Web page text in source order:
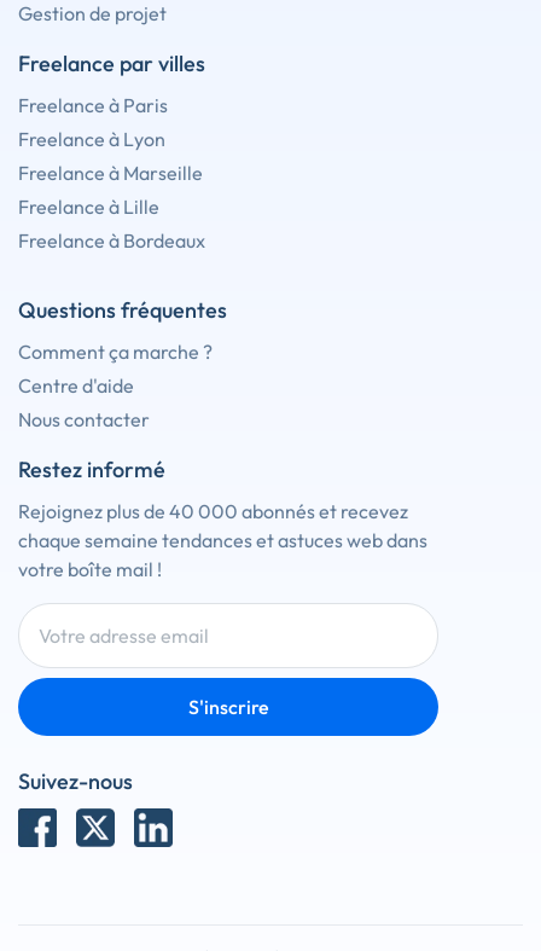
Gestion de projet
Freelance par villes
Freelance à Paris
Freelance à Lyon
Freelance à Marseille
Freelance à Lille
Freelance à Bordeaux
Questions fréquentes
Comment ça marche ?
Centre d'aide
Nous contacter
Restez informé
Rejoignez plus de 40 000 abonnés et recevez
chaque semaine tendances et astuces web dans
votre boîte mail !
S'inscrire
Suivez-nous